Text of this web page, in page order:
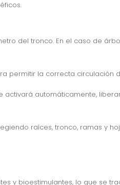
del tronco. En el caso de
permitir la correcta circulación
activará automáticamente,
raíces, tronco, ramas y
y bioestimulantes, lo que se